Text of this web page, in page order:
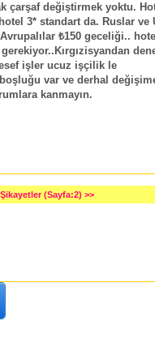
çarşaf değiştirmek yoktu.
3* standart da. Ruslar ve
₺150 geceliği..
işler ucuz işçilik le
var ve derhal
kanmayın.
(Sayfa:2) >>